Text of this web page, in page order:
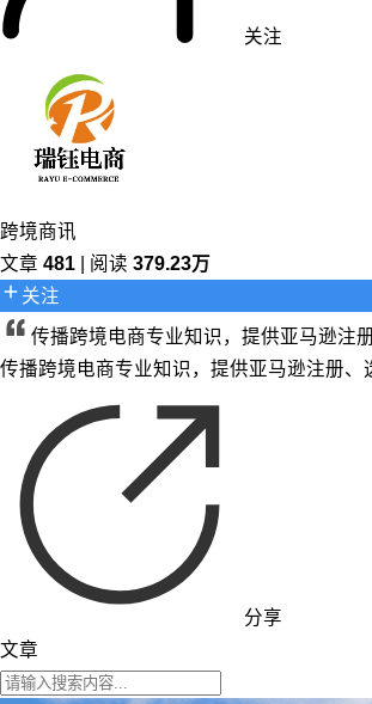
关注
跨境商讯
文章 481 | 阅读 379.23万
关注
传播跨境电商专业知识，提供亚马逊注
传播跨境电商专业知识，提供亚马逊注册
分享
文章